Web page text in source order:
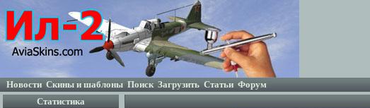
Новости Скины и шаблоны Поиск Загрузить Статьи Форум
Статистика